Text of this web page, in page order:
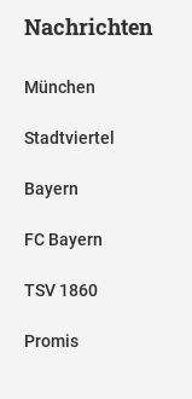
Nachrichten
München
Stadtviertel
Bayern
FC Bayern
TSV 1860
Promis